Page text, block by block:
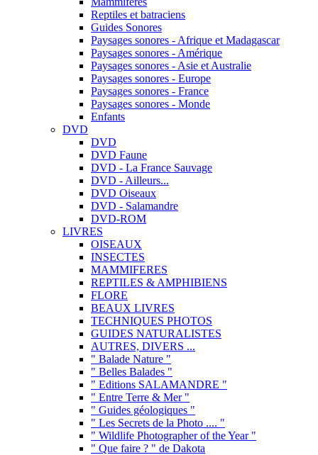
Reptiles et batraciens
Guides Sonores
Paysages sonores - Afrique et Madagascar
Paysages sonores - Amérique
Paysages sonores - Asie et Australie
Paysages sonores - Europe
Paysages sonores - France
Paysages sonores - Monde
Enfants
DVD
DVD
DVD Faune
DVD - La France Sauvage
DVD - Ailleurs...
DVD Oiseaux
DVD - Salamandre
DVD-ROM
LIVRES
OISEAUX
INSECTES
MAMMIFERES
REPTILES & AMPHIBIENS
FLORE
BEAUX LIVRES
TECHNIQUES PHOTOS
GUIDES NATURALISTES
AUTRES, DIVERS ...
" Balade Nature "
" Belles Balades "
" Editions SALAMANDRE "
" Entre Terre & Mer "
" Guides géologiques "
" Les Secrets de la Photo .... "
" Wildlife Photographer of the Year "
" Que faire ? " de Dakota